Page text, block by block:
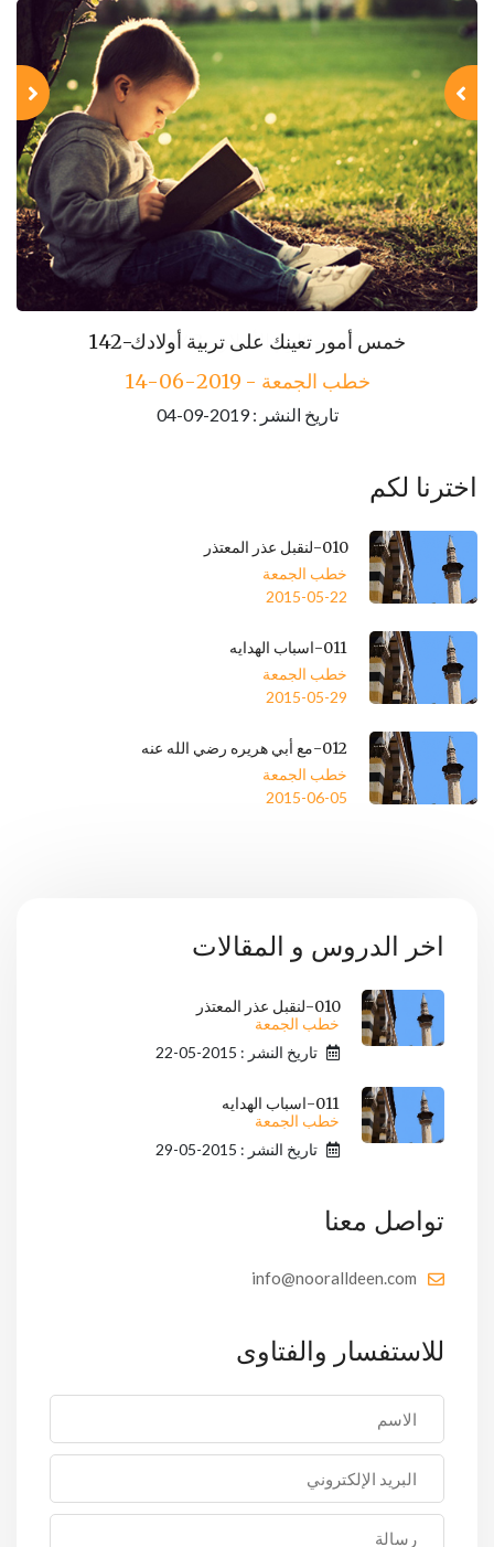
142-خمس أمور تعينك على تربية أولادك
خطب الجمعة - 2019-06-14
تاريخ النشر : 2019-09-04
143-مكارم الأخلاق
خطب الجمعة - 2019-06-21
تاريخ النشر : 2019-09-04
اخترنا لكم
010-لنقبل عذر المعتذر
خطب الجمعة
2015-05-22
011-اسباب الهدايه
خطب الجمعة
2015-05-29
012-مع أبي هريره رضي الله عنه
خطب الجمعة
2015-06-05
اخر الدروس و المقالات
010-لنقبل عذر المعتذر
خطب الجمعة
تاريخ النشر : 2015-05-22
011-اسباب الهدايه
خطب الجمعة
تاريخ النشر : 2015-05-29
تواصل معنا
info@nooralldeen.com
للاستفسار والفتاوى